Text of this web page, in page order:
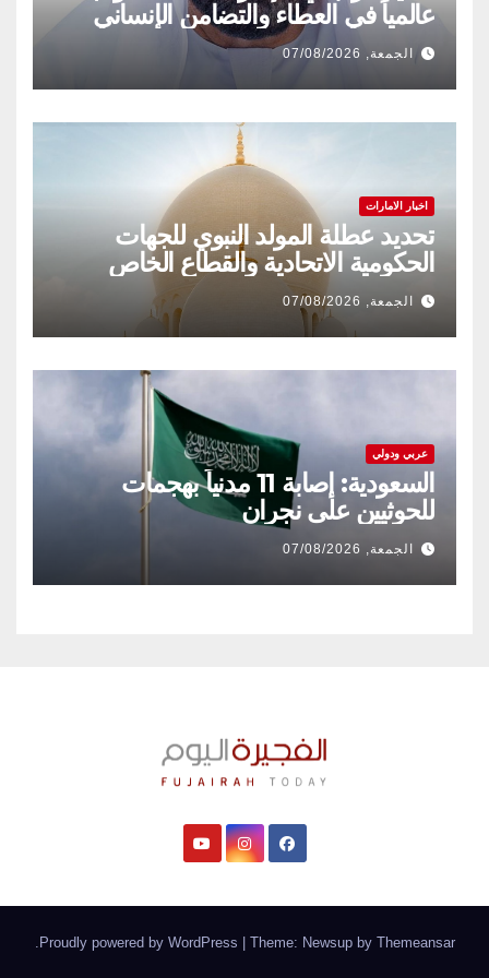
عالمياً في العطاء والتضامن الإنساني
الجمعة, 07/08/2026
اخبار الامارات
تحديد عطلة المولد النبوي للجهات
الحكومية الاتحادية والقطاع الخاص
الجمعة, 07/08/2026
عربي ودولي
السعودية: إصابة 11 مدنياً بهجمات
للحوثيين على نجران
الجمعة, 07/08/2026
Proudly powered by WordPress Theme: Newsup by Themeansar
.